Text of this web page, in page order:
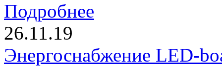
Подробнее
26.11.19
Энергоснабжение LED-